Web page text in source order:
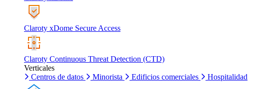
Claroty xDome Secure Access
Claroty Continuous Threat Detection (CTD)
Verticales
Centros de datos
Minorista Edificios comerciales Hospitalidad